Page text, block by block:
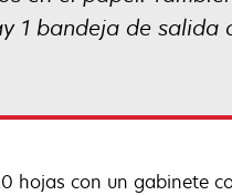
1 bandeja de
hojas con un gabinete